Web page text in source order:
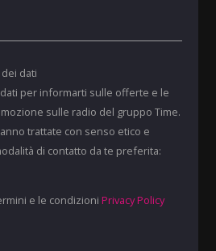
dati
per informarti sulle offerte e le
sulle radio del gruppo Time.
trattate con senso etico e
di contatto da te preferita:
e le condizioni Privacy Policy